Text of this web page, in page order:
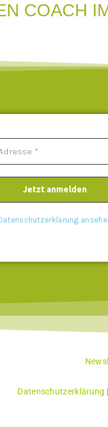
COACH
Datenschutzerklärung |